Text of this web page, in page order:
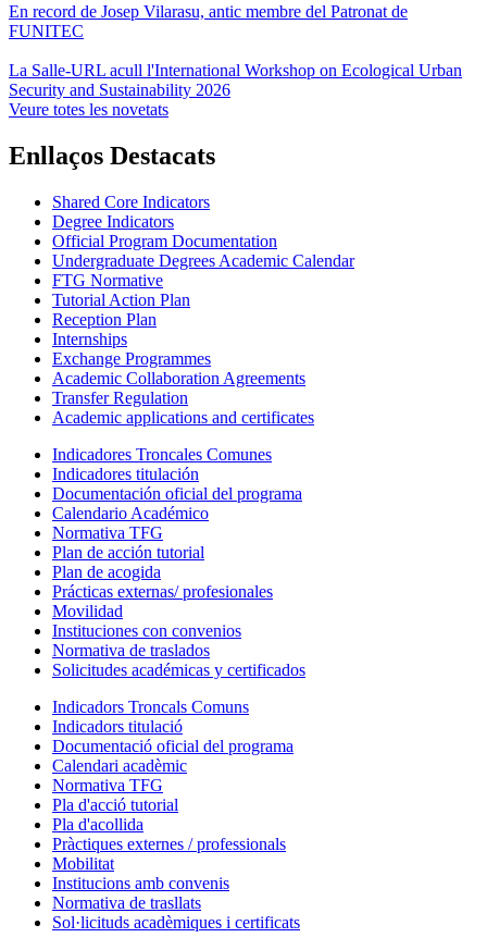
En record de Josep Vilarasu, antic membre del Patronat de
FUNITEC
La Salle-URL acull l'International Workshop on Ecological Urban
Security and Sustainability 2026
Veure totes les novetats
Enllaços Destacats
Shared Core Indicators
Degree Indicators
Official Program Documentation
Undergraduate Degrees Academic Calendar
FTG Normative
Tutorial Action Plan
Reception Plan
Internships
Exchange Programmes
Academic Collaboration Agreements
Transfer Regulation
Academic applications and certificates
Indicadores Troncales Comunes
Indicadores titulación
Documentación oficial del programa
Calendario Académico
Normativa TFG
Plan de acción tutorial
Plan de acogida
Prácticas externas/ profesionales
Movilidad
Instituciones con convenios
Normativa de traslados
Solicitudes académicas y certificados
Indicadors Troncals Comuns
Indicadors titulació
Documentació oficial del programa
Calendari acadèmic
Normativa TFG
Pla d'acció tutorial
Pla d'acollida
Pràctiques externes / professionals
Mobilitat
Institucions amb convenis
Normativa de trasllats
Sol·licituds acadèmiques i certificats